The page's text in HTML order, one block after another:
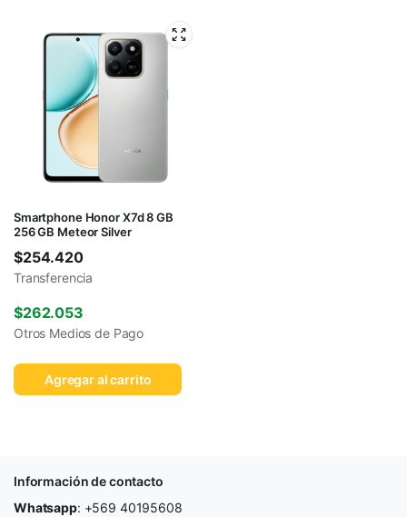
Smartphone Honor X7d 8 GB
256 GB Meteor Silver
$254.420
Transferencia
$262.053
Otros Medios de Pago
Agregar al carrito
Información de contacto
Whatsapp: +569 40195608